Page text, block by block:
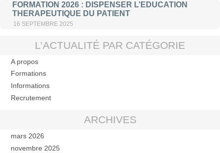
FORMATION 2026 : DISPENSER L’EDUCATION
THERAPEUTIQUE DU PATIENT
16 SEPTEMBRE 2025
L’ACTUALITÉ PAR CATÉGORIE
A propos
Formations
Informations
Recrutement
ARCHIVES
mars 2026
novembre 2025